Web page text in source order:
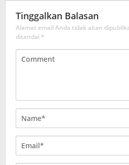
Tinggalkan Balasan
Alamat email Anda tidak akan
ditandai *